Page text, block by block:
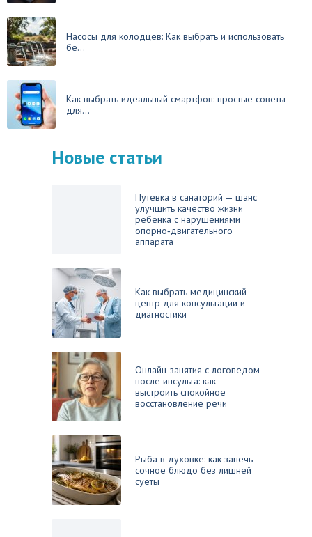
Насосы для колодцев: Как выбрать и использовать
бе...
Как выбрать идеальный смартфон: простые советы
для...
Новые статьи
Путевка в санаторий — шанс
улучшить качество жизни
ребенка с нарушениями
опорно‑двигательного
аппарата
Как выбрать медицинский
центр для консультации и
диагностики
Онлайн-занятия с логопедом
после инсульта: как
выстроить спокойное
восстановление речи
Рыба в духовке: как запечь
сочное блюдо без лишней
суеты